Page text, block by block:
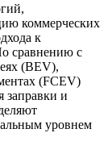
коммерческих
к
сравнению с
(BEV),
(FCEV)
заправки и
уровнем